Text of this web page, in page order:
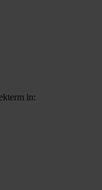
in: